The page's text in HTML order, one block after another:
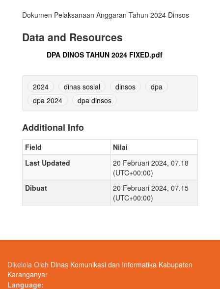
Dokumen Pelaksanaan Anggaran Tahun 2024 Dinsos
Data and Resources
DPA DINOS TAHUN 2024 FIXED.pdf
2024 dinas sosial dinsos
dpa
dpa 2024
dpa dinsos
Additional Info
Field
Nilai
Last Updated
20 Februari 2024, 07.18
(UTC+00:00)
Dibuat
20 Februari 2024, 07.15
(UTC+00:00)
Dikelola Oleh Dinas Komunikasi dan Informatika Kabupaten
Karanganyar
Language